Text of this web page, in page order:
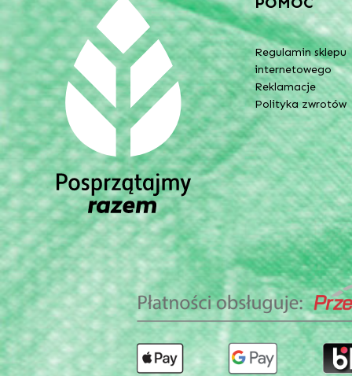
Regulamin sklepu
internetowego
Reklamacje
Polityka zwrotów